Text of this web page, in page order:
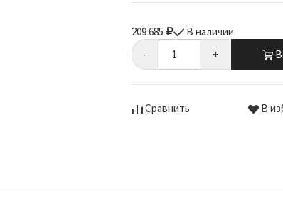
209 685
В наличии
-
+ В
Сравнить В